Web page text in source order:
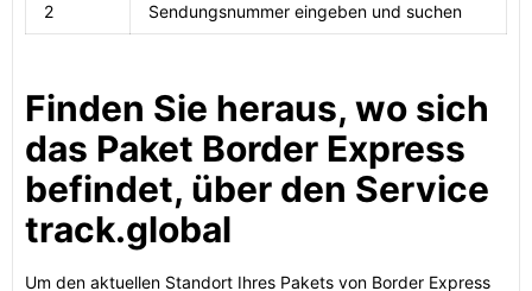
2 Sendungsnummer eingeben und suchen
Finden Sie heraus, wo sich
das Paket Border Express
befindet, über den Service
track.global
Um den aktuellen Standort Ihres Pakets von Border Express